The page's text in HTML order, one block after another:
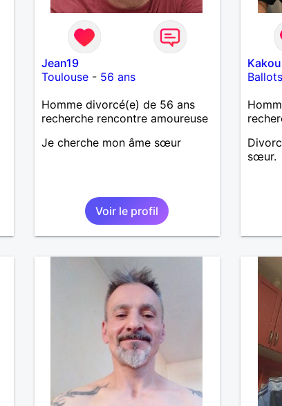
Jean19
Toulouse- 56 ans
Homme divorcé(e) de 56 ans
recherche rencontre amoureuse
Je cherche mon âme sœur
Voir le profil
Kakou
Ballots
sœur.